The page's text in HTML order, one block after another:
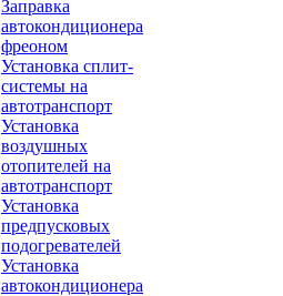
Заправка
автокондиционера
фреоном
Установка сплит-
системы на
автотранспорт
Установка
воздушных
отопителей на
автотранспорт
Установка
предпусковых
подогревателей
Установка
автокондиционера